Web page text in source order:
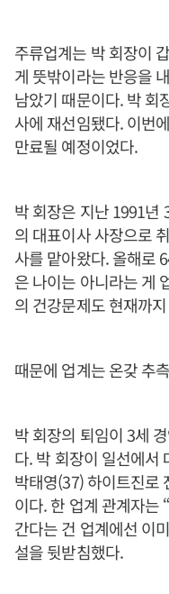
주류업계는 박 회장이
게 뜻밖이라는 반응을
남았기 때문이다. 박 회
사에 재선임됐다. 이번
만료될 예정이었다.
박 회장은 지난 1991년
의 대표이사 사장으로
사를 맡아왔다. 올해로
은 나이는 아니라는 게
의 건강문제도 현재까
때문에 업계는 온갖 추
박 회장의 퇴임이 3세
다. 박 회장이 일선에서
박태영(37) 하이트진로
이다. 한 업계 관계자는
간다는 건 업계에선 이
설을 뒷받침했다.